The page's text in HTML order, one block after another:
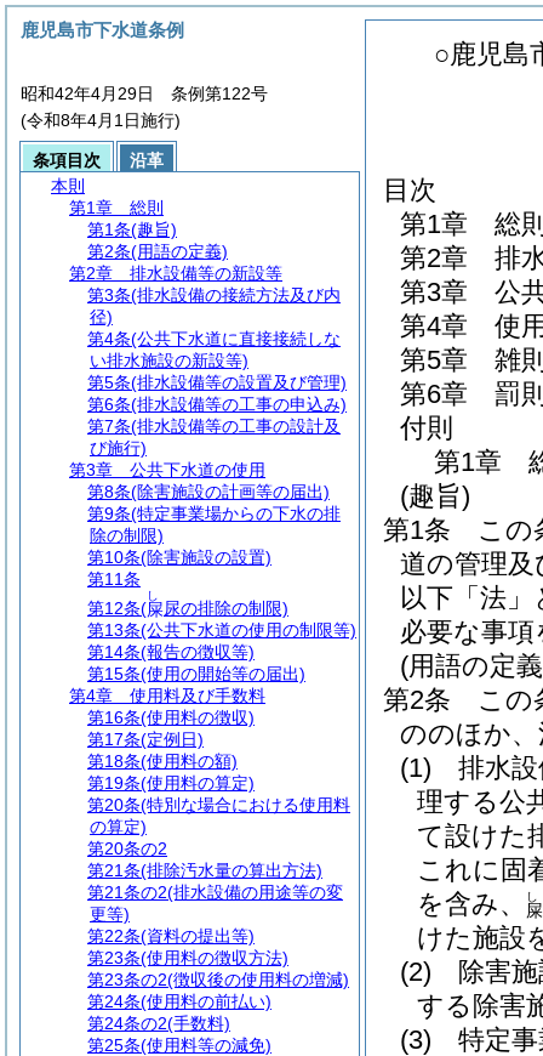
○鹿児島
目次
第1章
総
第2章
排
第3章
公
第4章
使
第5章
雑
第6章
罰
付則
第1章
(趣旨)
第1条
この
道の管理
以下「法
必要な事
(用語の定
第2条
この
ののほか
(1)
排水
理する公
て設けた
これに固
を含み、
屎
し
けた施設
(2)
除害
する除害
(3)
特定
鹿児島市下水道条例
昭和42年4月29日 条例第122号
(令和8年4月1日施行)
条項目次
沿革
本則
第1章
総則
第1条(趣旨)
第2条(用語の定義)
第2章
排水設備等の新設等
第3条(排水設備の接続方法及び内
径)
第4条(公共下水道に直接接続しな
い排水施設の新設等)
第5条(排水設備等の設置及び管理)
第6条(排水設備等の工事の申込み)
第7条(排水設備等の工事の設計及
び施行)
第3章
公共下水道の使用
第8条(除害施設の計画等の届出)
第9条(特定事業場からの下水の排
除の制限)
第10条(除害施設の設置)
第11条
第12条(屎
し
尿の排除の制限)
第13条(公共下水道の使用の制限等)
第14条(報告の徴収等)
第15条(使用の開始等の届出)
第4章
使用料及び手数料
第16条(使用料の徴収)
第17条(定例日)
第18条(使用料の額)
第19条(使用料の算定)
第20条(特別な場合における使用料
の算定)
第20条の2
第21条(排除汚水量の算出方法)
第21条の2(排水設備の用途等の変
更等)
第22条(資料の提出等)
第23条(使用料の徴収方法)
第23条の2(徴収後の使用料の増減)
第24条(使用料の前払い)
第24条の2(手数料)
第25条(使用料等の減免)